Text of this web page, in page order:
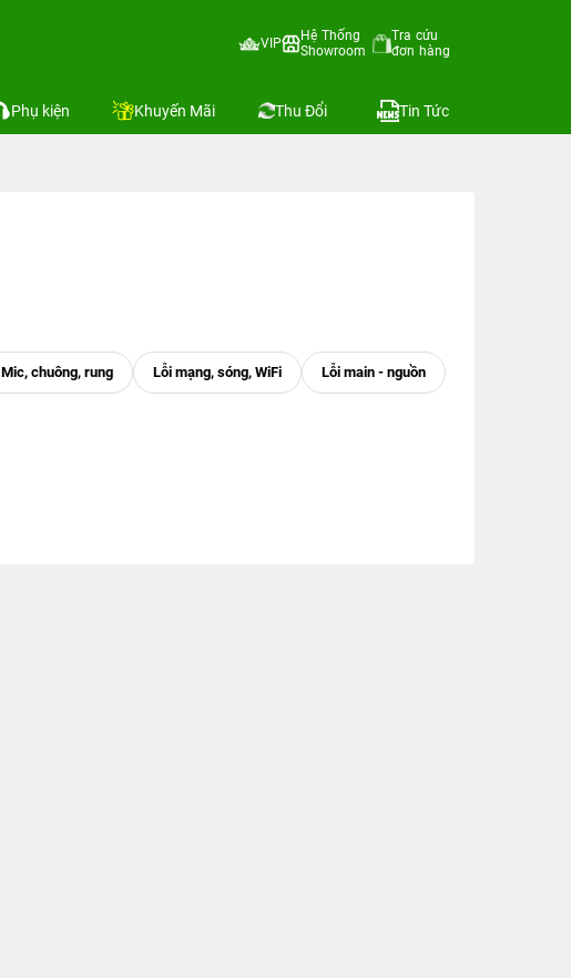
VIP
Hệ Thống
Showroom
Tra cứu
đơn hàng
Phụ kiện Khuyến Mãi Thu Đổi Tin Tức